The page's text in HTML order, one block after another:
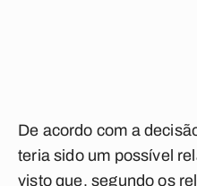
De acordo com a
teria sido um possível
visto que, segundo os